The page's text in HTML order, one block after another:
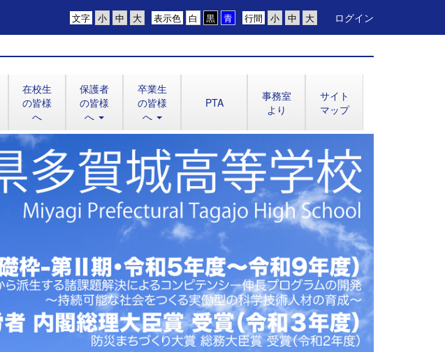
行間
表示色
文字
ログイン
在校生
の皆様
へ
保護者
の皆様
へ
卒業生
の皆様
へ
PTA
事務室
より
サイト
マップ